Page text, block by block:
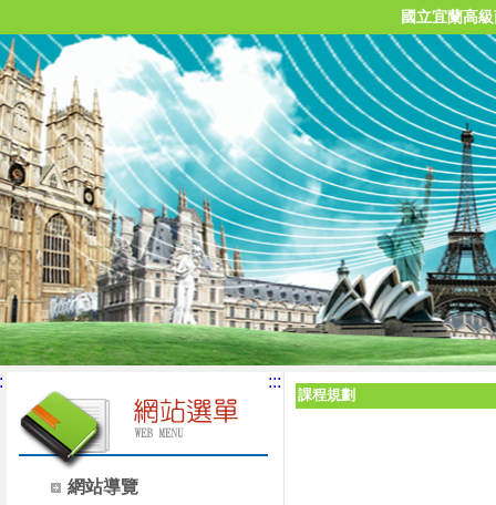
國立宜蘭高
網站導覽
:::
課程規劃